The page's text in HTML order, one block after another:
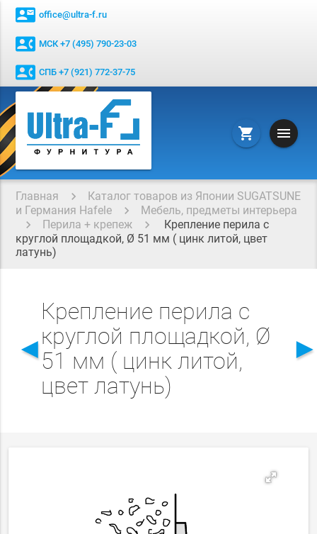
contact_mail office@ultra-f.ru
contact_phone МСК +7 (495) 790-23-03
contact_phone СПБ +7 (921) 772-37-75
shopping_cart menu
Главная
Каталог товаров из Японии SUGATSUNE
и Германия Hafele
Мебель, предметы интерьера
Перила + крепеж
Крепление перила с
круглой площадкой, Ø 51 мм ( цинк литой, цвет
латунь)
◄
Крепление перила с
круглой площадкой, Ø
51 мм ( цинк литой,
цвет латунь)